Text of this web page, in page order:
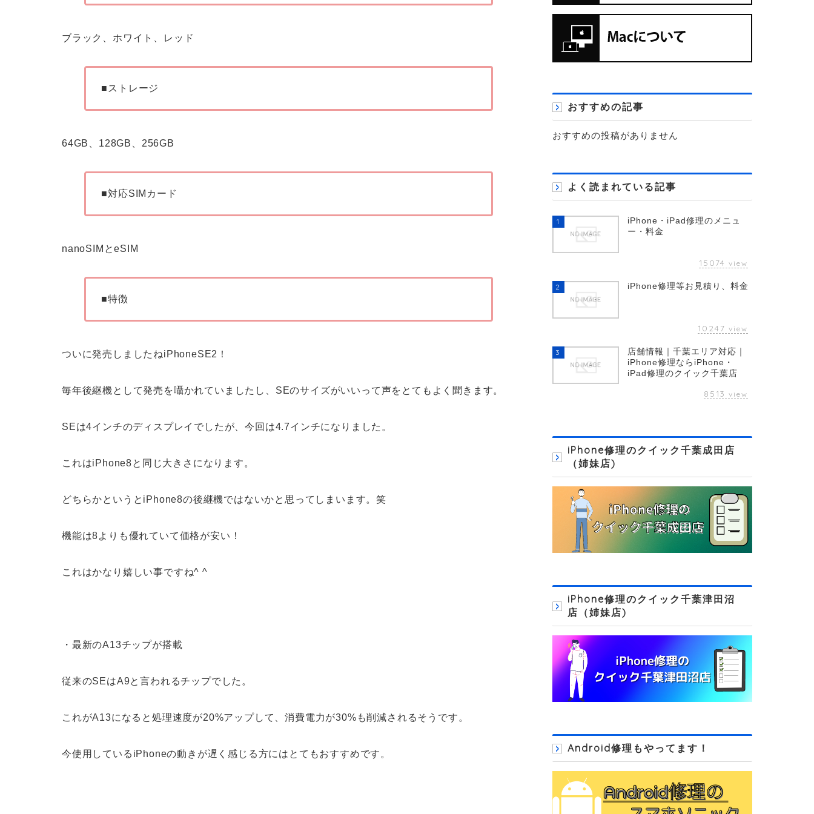
ブラック、ホワイト、レッド
■ストレージ
64GB、128GB、256GB
■対応SIMカード
nanoSIMとeSIM
■特徴
ついに発売しましたねiPhoneSE2！
毎年後継機として発売を囁かれていましたし、SEのサイズがいいって声をとてもよく聞きます。
SEは4インチのディスプレイでしたが、今回は4.7インチになりました。
これはiPhone8と同じ大きさになります。
どちらかというとiPhone8の後継機ではないかと思ってしまいます。笑
機能は8よりも優れていて価格が安い！
これはかなり嬉しい事ですね^ ^
・最新のA13チップが搭載
従来のSEはA9と言われるチップでした。
これがA13になると処理速度が20%アップして、消費電力が30%も削減されるそうです。
今使用しているiPhoneの動きが遅く感じる方にはとてもおすすめです。
おすすめの記事
おすすめの投稿がありません
よく読まれている記事
1
iPhone・iPad修理のメニュ
ー・料金
15074 view
2 iPhone修理等お見積り、料金
10247 view
3
店舗情報｜千葉エリア対応｜
iPhone修理ならiPhone・
iPad修理のクイック千葉店
8513 view
iPhone修理のクイック千葉成田店
（姉妹店)
iPhone修理のクイック千葉津田沼
店（姉妹店)
Android修理もやってます！